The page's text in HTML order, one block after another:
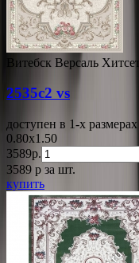
Витебск Версаль Хитсет
2535c2 vs
доступен в 1-x размерах
0.80x1.50
3589р.
3589 p за шт.
купить